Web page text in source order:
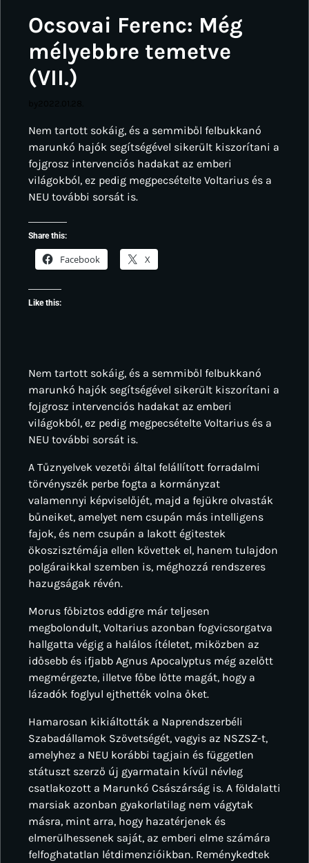
Ocsovai Ferenc: Még
mélyebbre temetve
(VII.)
Nem tartott sokáig, és a semmiből felbukkanó
marunkó hajók segítségével sikerült kiszorítani a
fojgrosz intervenciós hadakat az emberi
világokból, ez pedig megpecsételte Voltarius és a
NEU további sorsát is.
Share this:
Facebook X
Like this:
Nem tartott sokáig, és a semmiből felbukkanó
marunkó hajók segítségével sikerült kiszorítani a
fojgrosz intervenciós hadakat az emberi
világokból, ez pedig megpecsételte Voltarius és a
NEU további sorsát is.
A Tűznyelvek vezetői által felállított forradalmi
törvényszék perbe fogta a kormányzat
valamennyi képviselőjét, majd a fejükre olvasták
bűneiket, amelyet nem csupán más intelligens
fajok, és nem csupán a lakott égitestek
ökoszisztémája ellen követtek el, hanem tulajdon
polgáraikkal szemben is, méghozzá rendszeres
hazugságak révén.
Morus főbiztos eddigre már teljesen
megbolondult, Voltarius azonban fogvicsorgatva
hallgatta végig a halálos ítéletet, miközben az
idősebb és ifjabb Agnus Apocalyptus még azelőtt
megmérgezte, illetve főbe lőtte magát, hogy a
lázadók foglyul ejthették volna őket.
Hamarosan kikiáltották a Naprendszerbéli
Szabadállamok Szövetségét, vagyis az NSZSZ-t,
amelyhez a NEU korábbi tagjain és független
státuszt szerző új gyarmatain kívül névleg
csatlakozott a Marunkó Császárság is. A földalatti
marsiak azonban gyakorlatilag nem vágytak
másra, mint arra, hogy hazatérjenek és
elmerülhessenek saját, az emberi elme számára
felfoghatatlan létdimenzióikban. Reménykedtek